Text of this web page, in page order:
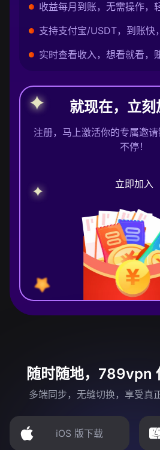
收益每月到账，无需操作，
支持支付宝/USDT，到账快
实时查看收入，想看就看，
就现在，立刻
注册，马上激活你的专属邀
不停！
立即加入
随时随地，789vpn
多端同步，无缝切换，享受真
iOS 版下载